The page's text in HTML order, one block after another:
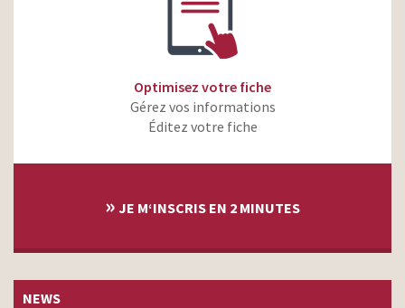
Optimisez votre fiche
Gérez vos informations
Éditez votre fiche
» JE M‘INSCRIS EN 2 MINUTES
NEWS